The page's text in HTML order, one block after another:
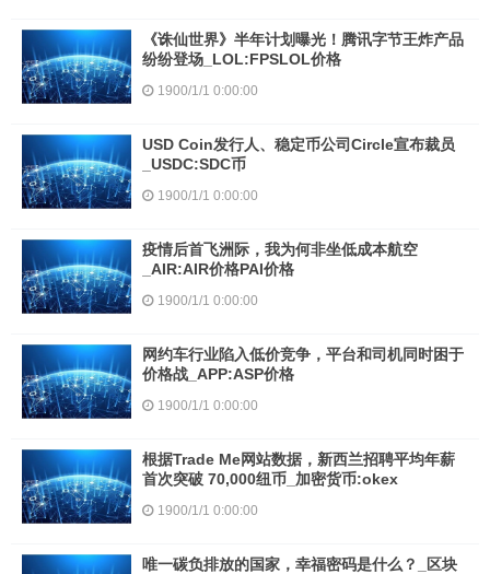
《诛仙世界》半年计划曝光！腾讯字节王炸产品
纷纷登场_LOL:FPSLOL价格
1900/1/1 0:00:00
USD Coin发行人、稳定币公司Circle宣布裁员
_USDC:SDC币
1900/1/1 0:00:00
疫情后首飞洲际，我为何非坐低成本航空
_AIR:AIR价格PAI价格
1900/1/1 0:00:00
网约车行业陷入低价竞争，平台和司机同时困于
价格战_APP:ASP价格
1900/1/1 0:00:00
根据Trade Me网站数据，新西兰招聘平均年薪
首次突破 70,000纽币_加密货币:okex
1900/1/1 0:00:00
唯一碳负排放的国家，幸福密码是什么？_区块